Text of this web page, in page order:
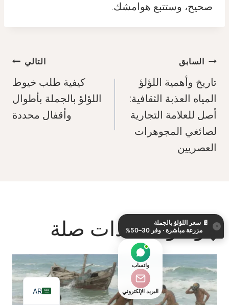
صحيح، وستتبع هوامشك.
تصفّح
المقالات
السابق
تاريخ وأهمية اللؤلؤ
المياه العذبة الثقافية:
أصل للعلامة التجارية
لصائغي المجوهرات
العصريين
التالي
كيفية طلب خيوط
اللؤلؤ بالجملة بأطوال
وأقفال محددة
موضوعات ذات صلة
📄 سعر اللؤلؤ بالجملة
مزرعة مباشرة · وفر 30–50%
×
واتساب
البريد الإلكتروني AR
EN
JA